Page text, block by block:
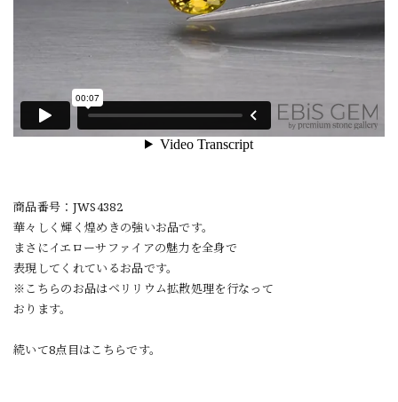
商品番号：JWS4382
華々しく輝く煌めきの強いお品です。
まさにイエローサファイアの魅力を全身で
表現してくれているお品です。
※こちらのお品はベリリウム拡散処理を行なって
おります。
続いて8点目はこちらです。